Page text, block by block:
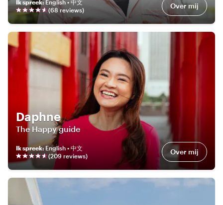
Ik spreek: English • 中文
(68 reviews) Over mij
Daphne
The Happy guide
Ik spreek: English • 中文
(209 reviews) Over mij